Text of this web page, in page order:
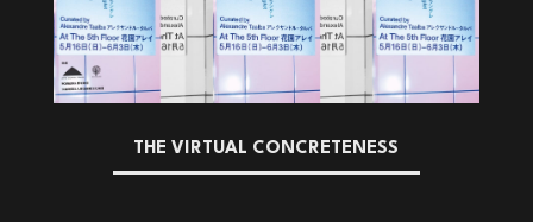
THE VIRTUAL CONCRETENESS